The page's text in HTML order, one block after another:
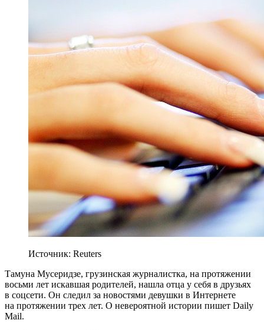
Источник: Reuters
Тамуна Мусеридзе, грузинская журналистка, на протяжении
восьми лет искавшая родителей, нашла отца у себя в друзьях
в соцсети. Он следил за новостями девушки в Интернете
на протяжении трех лет. О невероятной истории пишет Daily
Mail.